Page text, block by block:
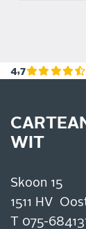
4,7
WIT
Skoon 15
1511 HV
T 075-